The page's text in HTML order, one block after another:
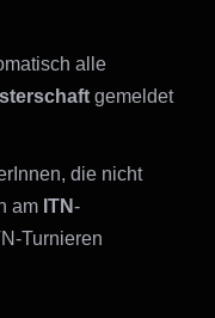
alle
gemeldet
die nicht
am ITN-
Turnieren